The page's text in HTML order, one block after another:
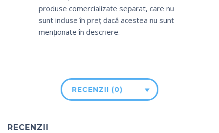
produse comercializate separat, care nu
sunt incluse în preț dacă acestea nu sunt
menționate în descriere.
RECENZII (0)
RECENZII